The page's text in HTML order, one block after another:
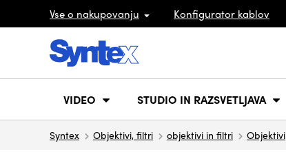
Vse o nakupovanju Konfigurator kablov
VIDEO STUDIO IN RAZSVETLJAVA
Syntex Objektivi, filtri objektivi in filtri Objektivi